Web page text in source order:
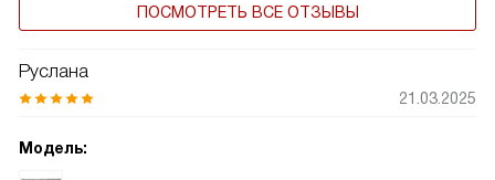
ПОСМОТРЕТЬ ВСЕ ОТЗЫВЫ
Руслана
21.03.2025
Модель: